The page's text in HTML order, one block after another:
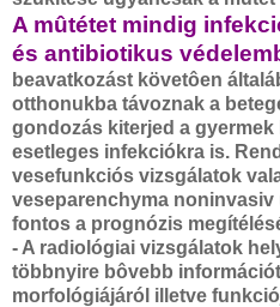
A mûtétet mindig
és antibiotikus
beavatkozást követôen
otthonukba távoznak a
gondozás kiterjed a
esetleges infekciókra is.
vesefunkciós vizsgálatok
veseparenchyma
fontos a prognózis
- A radiológiai vizsgálatok
többnyire bôvebb
morfológiájáról illetve